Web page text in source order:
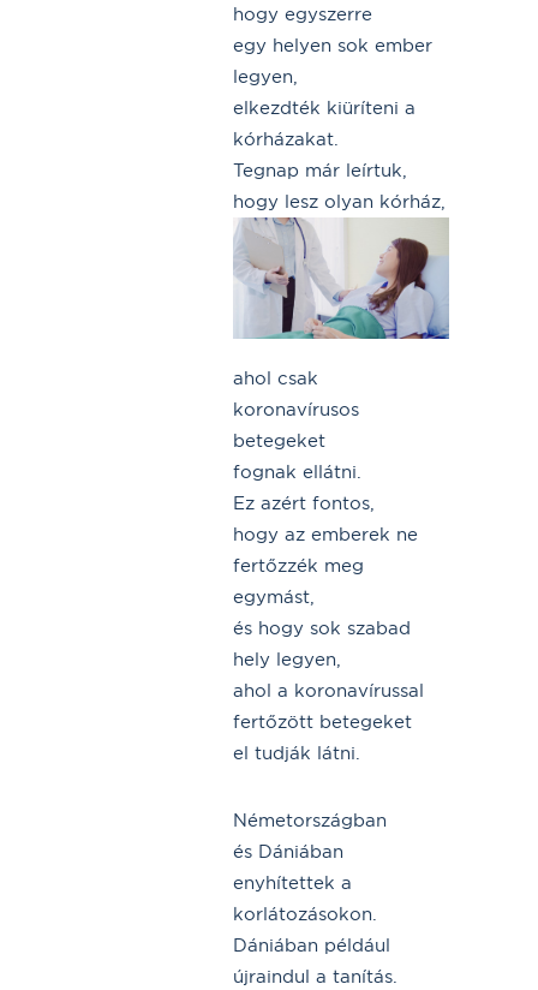
hogy egyszerre
egy helyen sok ember
legyen,
elkezdték kiüríteni a
kórházakat.
Tegnap már leírtuk,
hogy lesz olyan kórház,
ahol csak
koronavírusos
betegeket
fognak ellátni.
Ez azért fontos,
hogy az emberek ne
fertőzzék meg
egymást,
és hogy sok szabad
hely legyen,
ahol a koronavírussal
fertőzött betegeket
el tudják látni.
Németországban
és Dániában
enyhítettek a
korlátozásokon.
Dániában például
újraindul a tanítás.